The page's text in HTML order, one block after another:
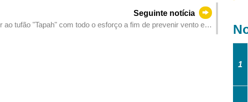
Seguinte notícia
tufão "Tapah" com todo o esforço a fim de prevenir vento e
1